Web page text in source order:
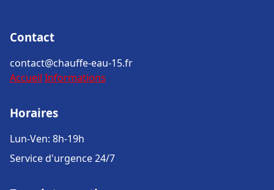
Contact
contact@chauffe-eau-15.fr
Accueil Informations
Horaires
Lun-Ven: 8h-19h
Service d'urgence 24/7